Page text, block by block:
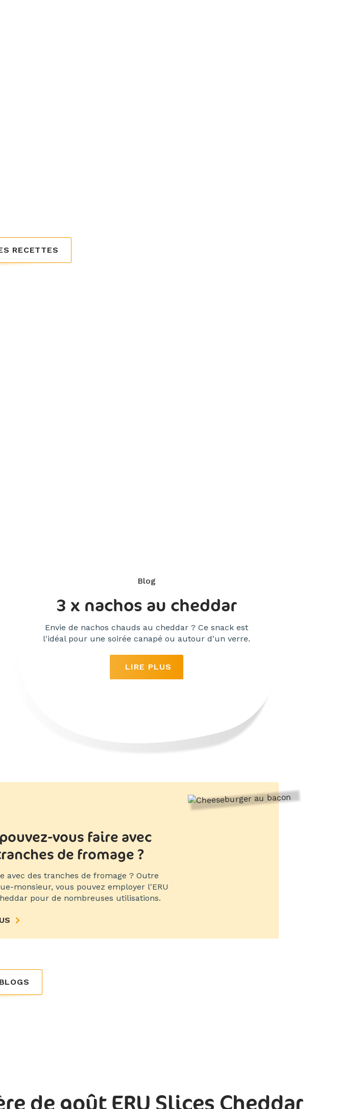
RECETTES
Blog
3 x nachos au cheddar
Envie de nachos chauds au cheddar ? Ce snack est
l'idéal pour une soirée canapé ou autour d'un verre.
LIRE PLUS
vous faire avec
de fromage ?
avec des tranches de fromage ? Outre
monsieur, vous pouvez employer l'ERU
pour de nombreuses utilisations.
de goût ERU Slices Cheddar